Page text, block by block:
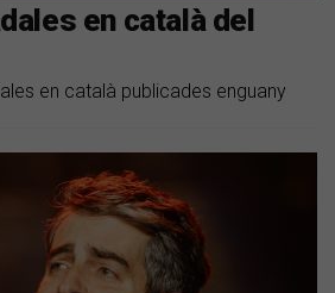
en català del
en català publicades enguany